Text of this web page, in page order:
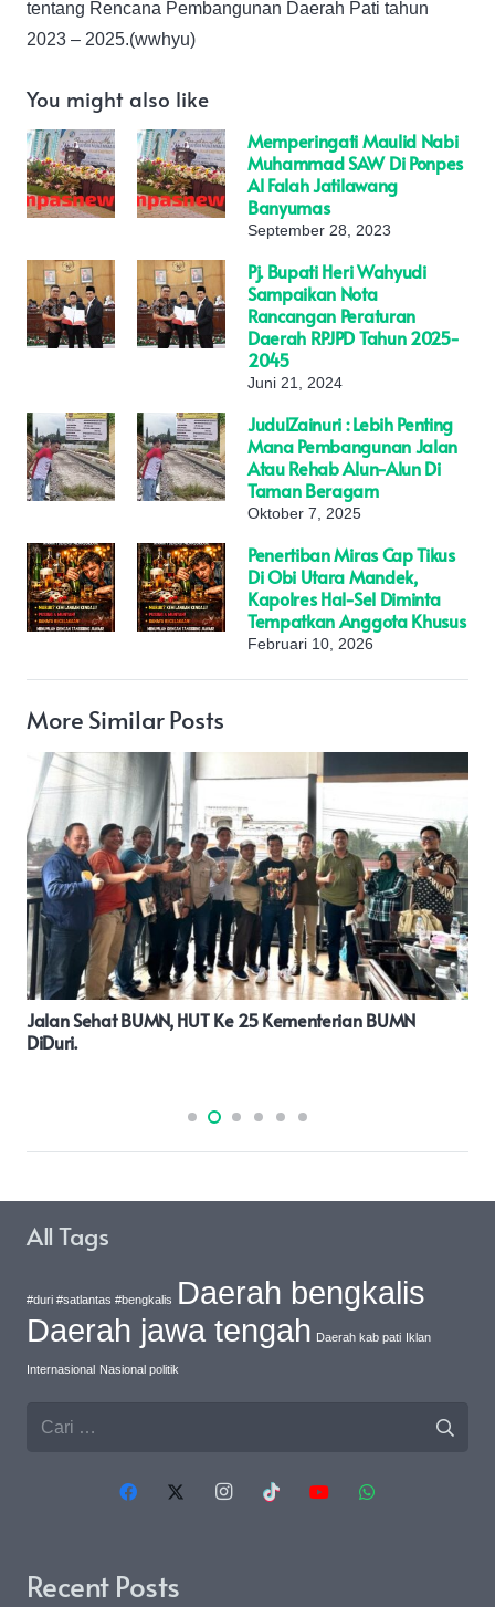
tentang Rencana Pembangunan Daerah Pati tahun
2023 – 2025.(wwhyu)
You might also like
Memperingati Maulid Nabi
Muhammad SAW Di Ponpes
Al Falah Jatilawang
Banyumas
September 28, 2023
Pj. Bupati Heri Wahyudi
Sampaikan Nota
Rancangan Peraturan
Daerah RPJPD Tahun 2025-
2045
Juni 21, 2024
JudulZainuri : Lebih Penting
Mana Pembangunan Jalan
Atau Rehab Alun-Alun Di
Taman Beragam
Oktober 7, 2025
Penertiban Miras Cap Tikus
Di Obi Utara Mandek,
Kapolres Hal-Sel Diminta
Tempatkan Anggota Khusus
Februari 10, 2026
More Similar Posts
Kapolresta Pati Turun Langsung Ke Lokasi Yanmas
Pagi,Pastikan Pelayanan Dirasakan Masyarakat
Recent Posts
All Tags
#duri #satlantas #bengkalis Daerah bengkalis
Daerah jawa tengah Daerah kab pati Iklan
Internasional Nasional politik
Cari